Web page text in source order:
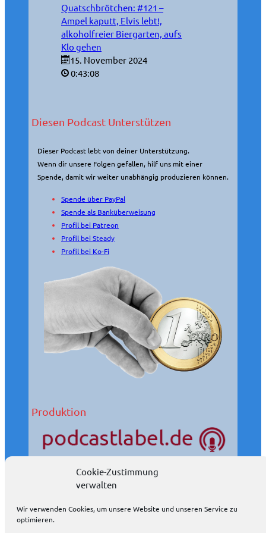
Cookie-Zustimmung
verwalten
Wir verwenden Cookies, um unsere Website und unseren Service zu
optimieren.
Quatschbrötchen: #121 –
Ampel kaputt, Elvis lebt!,
alkoholfreier Biergarten, aufs
Klo gehen
15. November 2024
0:43:08
Diesen Podcast Unterstützen
Dieser Podcast lebt von deiner Unterstützung.
Wenn dir unsere Folgen gefallen, hilf uns mit einer
Spende, damit wir weiter unabhängig produzieren können.
Spende über PayPal
Spende als Banküberweisung
Profil bei Patreon
Profil bei Steady
Profil bei Ko-Fi
Produktion
Wir produzieren Podcasts auch in Ihrem Auftrag.